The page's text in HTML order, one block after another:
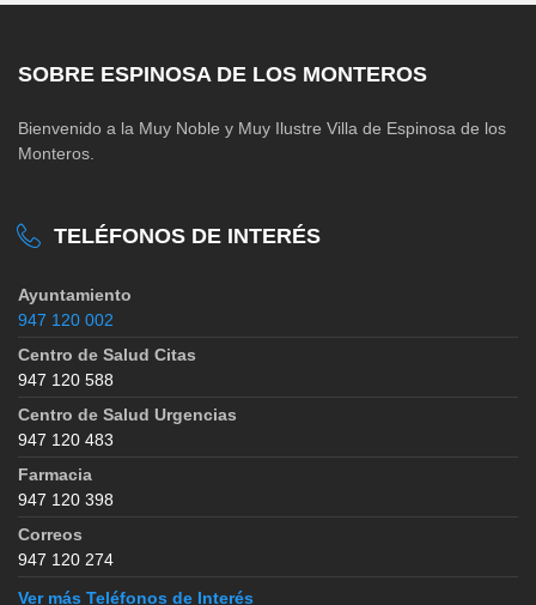
SOBRE ESPINOSA DE LOS MONTEROS
Bienvenido a la Muy Noble y Muy Ilustre Villa de Espinosa de los
Monteros.
TELÉFONOS DE INTERÉS
Ayuntamiento
947 120 002
Centro de Salud Citas
947 120 588
Centro de Salud Urgencias
947 120 483
Farmacia
947 120 398
Correos
947 120 274
Ver más Teléfonos de Interés